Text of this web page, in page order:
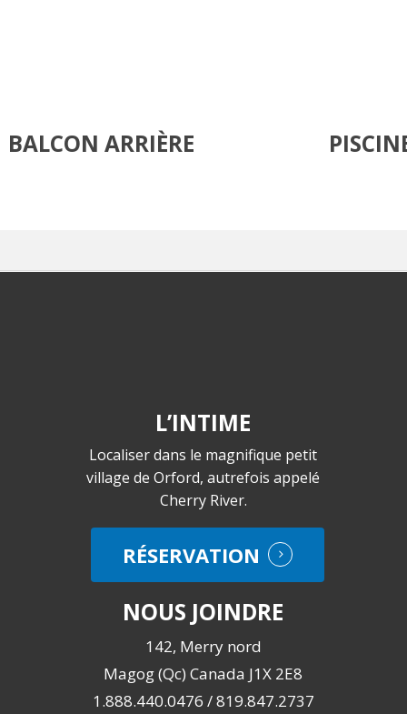
BALCON ARRIÈRE
L’INTIME
Localiser dans le magnifique petit
village de Orford, autrefois appelé
Cherry River.
RÉSERVATION
NOUS JOINDRE
142, Merry nord
Magog (Qc) Canada J1X 2E8
1.888.440.0476 / 819.847.2737